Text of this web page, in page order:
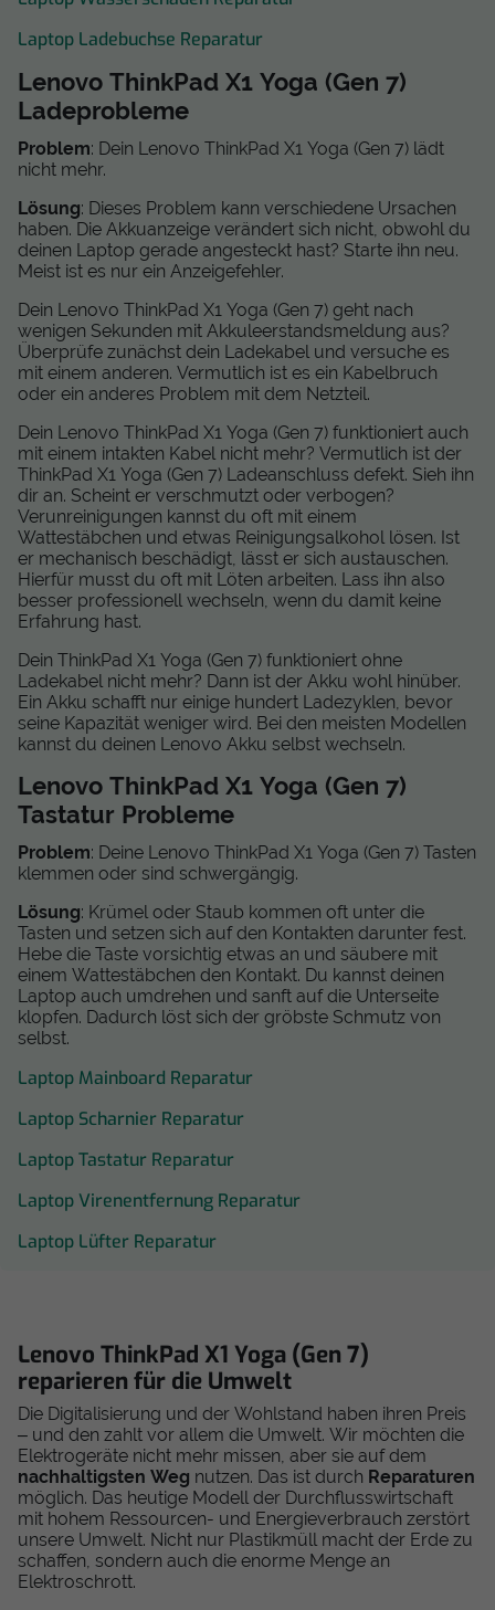
Laptop Ladebuchse Reparatur
Lenovo ThinkPad X1 Yoga (Gen 7)
Ladeprobleme
Problem: Dein Lenovo ThinkPad X1 Yoga (Gen 7) lädt
nicht mehr.
Lösung: Dieses Problem kann verschiedene Ursachen
haben. Die Akkuanzeige verändert sich nicht, obwohl du
deinen Laptop gerade angesteckt hast? Starte ihn neu.
Meist ist es nur ein Anzeigefehler.
Dein Lenovo ThinkPad X1 Yoga (Gen 7) geht nach
wenigen Sekunden mit Akkuleerstandsmeldung aus?
Überprüfe zunächst dein Ladekabel und versuche es
mit einem anderen. Vermutlich ist es ein Kabelbruch
oder ein anderes Problem mit dem Netzteil.
Dein Lenovo ThinkPad X1 Yoga (Gen 7) funktioniert auch
mit einem intakten Kabel nicht mehr? Vermutlich ist der
ThinkPad X1 Yoga (Gen 7) Ladeanschluss defekt. Sieh ihn
dir an. Scheint er verschmutzt oder verbogen?
Verunreinigungen kannst du oft mit einem
Wattestäbchen und etwas Reinigungsalkohol lösen. Ist
er mechanisch beschädigt, lässt er sich austauschen.
Hierfür musst du oft mit Löten arbeiten. Lass ihn also
besser professionell wechseln, wenn du damit keine
Erfahrung hast.
Dein ThinkPad X1 Yoga (Gen 7) funktioniert ohne
Ladekabel nicht mehr? Dann ist der Akku wohl hinüber.
Ein Akku schafft nur einige hundert Ladezyklen, bevor
seine Kapazität weniger wird. Bei den meisten Modellen
kannst du deinen Lenovo Akku selbst wechseln.
Lenovo ThinkPad X1 Yoga (Gen 7)
Tastatur Probleme
Problem: Deine Lenovo ThinkPad X1 Yoga (Gen 7) Tasten
klemmen oder sind schwergängig.
Lösung: Krümel oder Staub kommen oft unter die
Tasten und setzen sich auf den Kontakten darunter fest.
Hebe die Taste vorsichtig etwas an und säubere mit
einem Wattestäbchen den Kontakt. Du kannst deinen
Laptop auch umdrehen und sanft auf die Unterseite
klopfen. Dadurch löst sich der gröbste Schmutz von
selbst.
Laptop Mainboard Reparatur
Laptop Scharnier Reparatur
Laptop Tastatur Reparatur
Laptop Virenentfernung Reparatur
Laptop Lüfter Reparatur
Lenovo ThinkPad X1 Yoga (Gen 7)
reparieren für die Umwelt
Die Digitalisierung und der Wohlstand haben ihren Preis
– und den zahlt vor allem die Umwelt. Wir möchten die
Elektrogeräte nicht mehr missen, aber sie auf dem
nachhaltigsten Weg nutzen. Das ist durch Reparaturen
möglich. Das heutige Modell der Durchflusswirtschaft
mit hohem Ressourcen- und Energieverbrauch zerstört
unsere Umwelt. Nicht nur Plastikmüll macht der Erde zu
schaffen, sondern auch die enorme Menge an
Elektroschrott.